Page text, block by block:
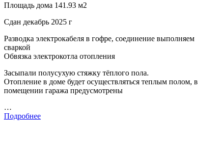
Площадь дома 141.93 м2
Сдан декабрь 2025 г
Разводка электрокабеля в гофре, соединение выполняем
сваркой
Обвязка электрокотла отопления
Засыпали полусухую стяжку тёплого пола.
Отопление в доме будет осуществляться теплым полом, в
помещении гаража предусмотрены
…
Подробнее